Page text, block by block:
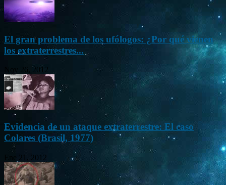
El gran problema de los ufólogos: ¿Por qué vienen
los extraterrestres...
Nov 26, 2012
Evidencia de un ataque extraterrestre: El caso
Colares (Brasil, 1977)
Ene 21, 2012